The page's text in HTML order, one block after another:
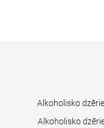
Alkoholisko
Alkoholisko